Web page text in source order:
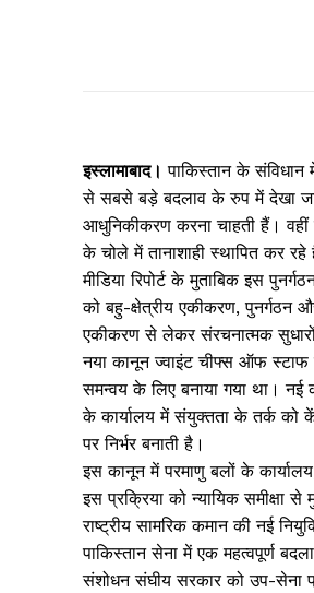
इस्लामाबाद।पाकिस्तान के
से सबसे बड़े बदलाव के रुप में देखा जा
आधुनिकीकरण करना चाहती हैं।
के चोले में तानाशाही स्थापित कर
मीडिया रिपोर्ट के मुताबिक इस
को बहु-क्षेत्रीय एकीकरण,
एकीकरण से लेकर संरचनात्मक
नया कानून ज्वाइंट चीफ्स ऑफ
समन्वय के लिए बनाया गया था।
के कार्यालय में संयुक्तता के तर्क को
पर निर्भर बनाती है।
इस कानून में परमाणु बलों के
इस प्रक्रिया को न्यायिक समीक्षा
राष्ट्रीय सामरिक कमान की नई
पाकिस्तान सेना में एक महत्वपूर्ण
संशोधन संघीय सरकार को उप-सेना